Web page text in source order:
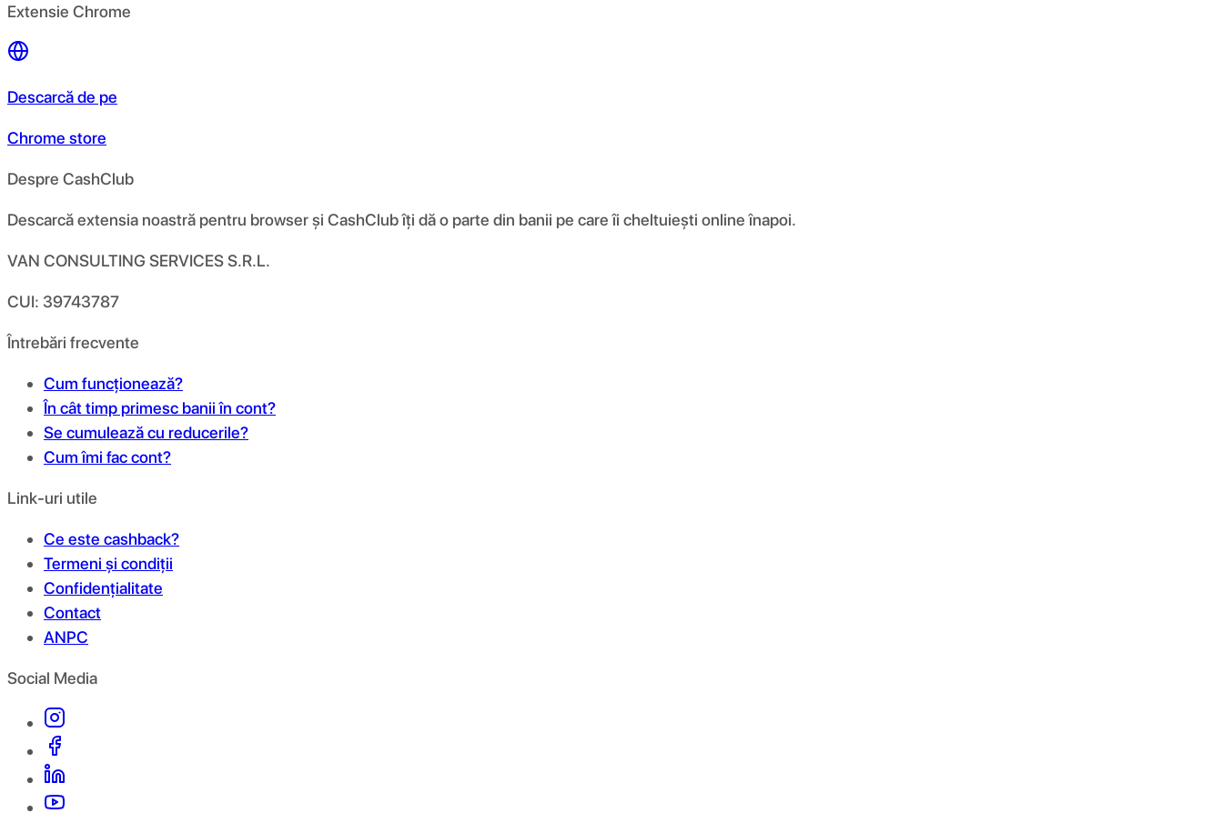
Extensie Chrome
Descarcă de pe
Chrome store
Despre CashClub
Descarcă extensia noastră pentru browser și CashClub îți dă o parte din banii pe care îi cheltuiești online înapoi.
VAN CONSULTING SERVICES S.R.L.
CUI: 39743787
Întrebări frecvente
Cum funcționează?
În cât timp primesc banii în cont?
Se cumulează cu reducerile?
Cum îmi fac cont?
Link-uri utile
Ce este cashback?
Termeni și condiții
Confidențialitate
Contact
ANPC
Social Media